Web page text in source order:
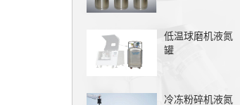
低温球磨机液氮
罐
冷冻粉碎机液氮